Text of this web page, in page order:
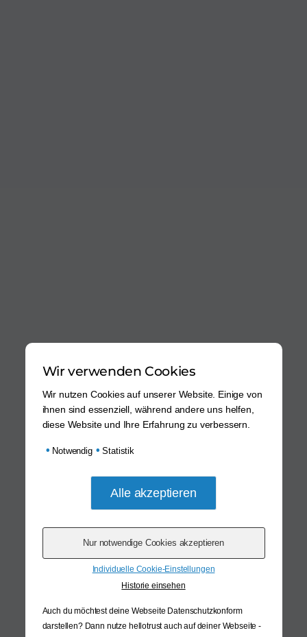
Wir verwenden Cookies
Wir nutzen Cookies auf unserer Website. Einige von
ihnen sind essenziell, während andere uns helfen,
diese Website und Ihre Erfahrung zu verbessern.
• Notwendig • Statistik
Individuelle Cookie-Einstellungen
Historie einsehen
Auch du möchtest deine Webseite Datenschutzkonform
darstellen? Dann nutze hellotrust auch auf deiner Webseite -